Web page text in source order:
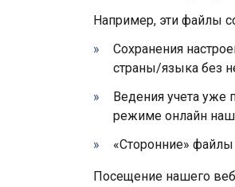
Например, эти файлы
Сохранения
страны/языка без
Ведения учета уже
режиме онлайн
«Сторонние» файлы
Посещение нашего